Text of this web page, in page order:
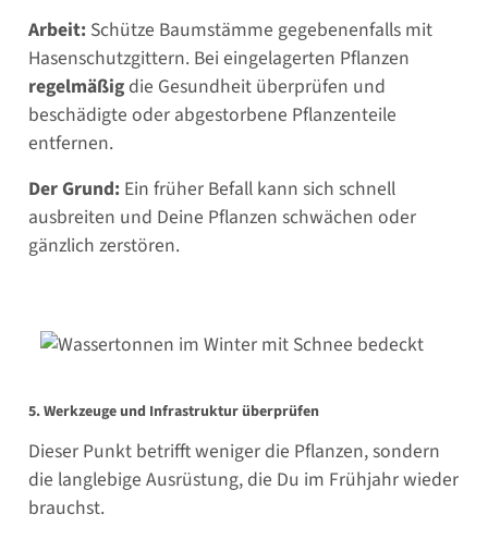
Arbeit: Schütze Baumstämme gegebenenfalls mit
Hasenschutzgittern. Bei eingelagerten Pflanzen
regelmäßigdie Gesundheit überprüfen und
beschädigte oder abgestorbene Pflanzenteile
entfernen.
Der Grund: Ein früher Befall kann sich schnell
ausbreiten und Deine Pflanzen schwächen oder
gänzlich zerstören.
5. Werkzeuge und Infrastruktur überprüfen
Dieser Punkt betrifft weniger die Pflanzen, sondern
die langlebige Ausrüstung, die Du im Frühjahr wieder
brauchst.